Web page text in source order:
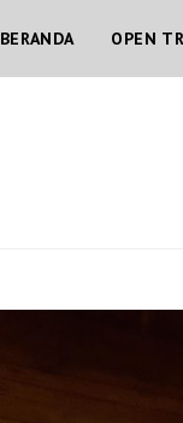
BERANDA OPEN